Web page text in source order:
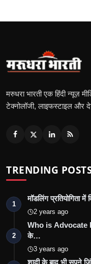
मरुधरा भारती एक हिंदी न्यूज़
टेक्नोलॉजी, लाइफस्टाइल और
TRENDING
1
मॉडलिंग प्रतियोगिता
2 years ago
2
Who is Advocate
के…
3 years ago
शादी के बाद भी सपने